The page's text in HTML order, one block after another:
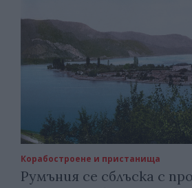
Корабостроене и пристанища
Румъния се сблъска с